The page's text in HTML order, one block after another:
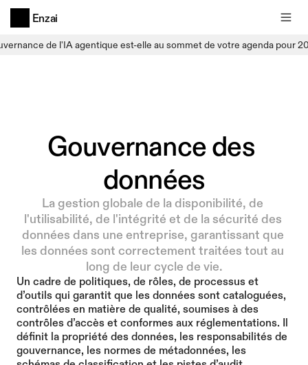
de l'IA agentique est-elle au sommet de votre agenda pour
Enzai
Gouvernance des
données
La gestion globale de la disponibilité, de
l'utilisabilité, de l'intégrité et de la sécurité des
données dans une entreprise, garantissant que
les données sont correctement traitées tout au
long de leur cycle de vie.
Un cadre de politiques, de rôles, de processus et
d’outils qui garantit que les données sont cataloguées,
contrôlées en matière de qualité, soumises à des
contrôles d’accès et conformes aux réglementations. Il
définit la propriété des données, les responsabilités de
gouvernance, les normes de métadonnées, les